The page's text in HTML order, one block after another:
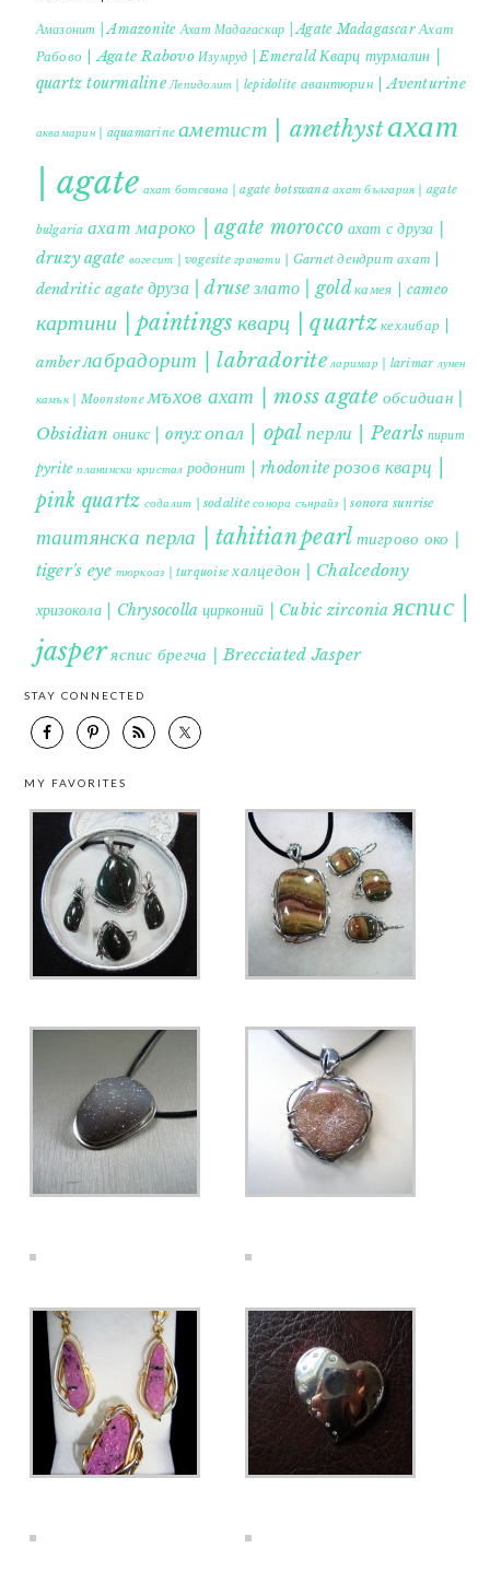
Амазонит | Amazonite Ахат Мадагаскар | Agate Madagascar Ахат
Рабово | Agate Rabovo Изумруд | Emerald Кварц турмалин |
quartz tourmaline Лепидолит | lepidolite авантюрин | Aventurine
аквамарин | aquamarine аметист | amethystахат
| agate ахат ботсвана | agate botswana ахат българия | agate
bulgaria ахат мароко | agate morocco ахат с друза |
druzy agate вогесит | vogesite гранати | Garnet дендрит ахат |
dendritic agate друза | druse злато | gold камея | cameo
картини | paintings кварц | quartzкехлибар |
amberлабрадорит | labradorite ларимар | larimar лунен
камък | Moonstone мъхов ахат | moss agate обсидиан |
Obsidian оникс | onyxопал | opal перли | Pearls пирит |
pyrite планински кристал родонит | rhodonite розов кварц |
pink quartz содалит | sodalite сонора сънрайз | sonora sunrise
таитянска перла | tahitian pearl тигрово око |
tiger's eye тюркоаз | turquoise халцедон | Chalcedony
хризокола | Chrysocolla цирконий | Cubic zirconia яспис |
jasperяспис брегча | Brecciated Jasper
STAY CONNECTED
MY FAVORITES